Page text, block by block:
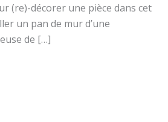
(re)-décorer une pièce dans cet
un pan de mur d’une
de […]